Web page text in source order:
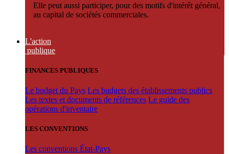
Elle peut aussi participer, pour des motifs d'intérêt général,
au capital de sociétés commerciales.
L'action
publique
FINANCES PUBLIQUES
Le budget du Pays Les budgets des établissements publics
Les textes et documents de références Le guide des
opérations d'inventaire
LES CONVENTIONS
Les conventions État-Pays